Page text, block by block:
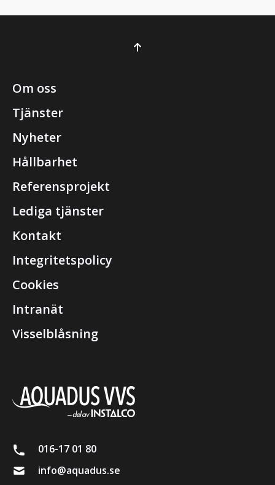
016-17 01 80
info@aquadus.se
Om oss
Tjänster
Nyheter
Hållbarhet
Referensprojekt
Lediga tjänster
Kontakt
Integritetspolicy
Cookies
Intranät
Visselblåsning